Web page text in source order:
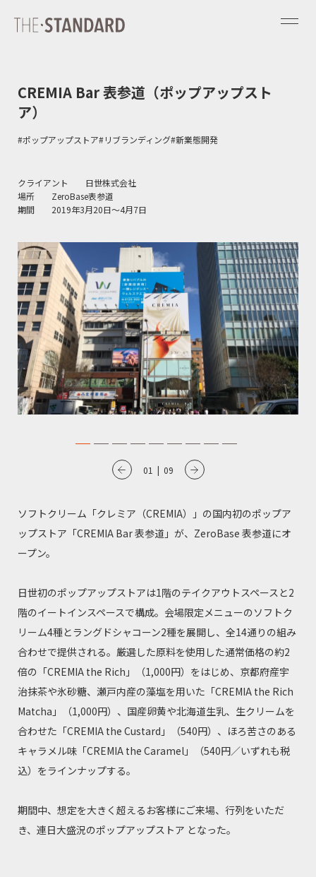
CREMIA Bar 表参道（ポップアップスト
ア）
#ポップアップストア#リブランディング#新業態開発
クライアント 日世株式会社
場所 ZeroBase表参道
期間 2019年3月20日～4月7日
01 | 09
ソフトクリーム「クレミア（CREMIA）」の国内初のポップア
ップストア「CREMIA Bar 表参道」が、ZeroBase 表参道にオ
ープン。
日世初のポップアップストアは1階のテイクアウトスペースと2
階のイートインスペースで構成。会場限定メニューのソフトク
リーム4種とラングドシャコーン2種を展開し、全14通りの組み
合わせで提供される。厳選した原料を使用した通常価格の約2
倍の「CREMIA the Rich」（1,000円）をはじめ、京都府産宇
治抹茶や氷砂糖、瀬戸内産の藻塩を用いた「CREMIA the Rich
Matcha」（1,000円）、国産卵黄や北海道生乳、生クリームを
合わせた「CREMIA the Custard」（540円）、ほろ苦さのある
キャラメル味「CREMIA the Caramel」（540円／いずれも税
込）をラインナップする。
期間中、想定を大きく超えるお客様にご来場、行列をいただ
き、連日大盛況のポップアップストア となった。